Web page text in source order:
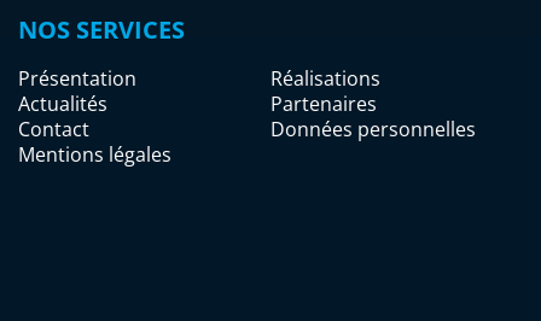
NOS SERVICES
Présentation
Réalisations
Actualités
Partenaires
Contact
Données personnelles
Mentions légales